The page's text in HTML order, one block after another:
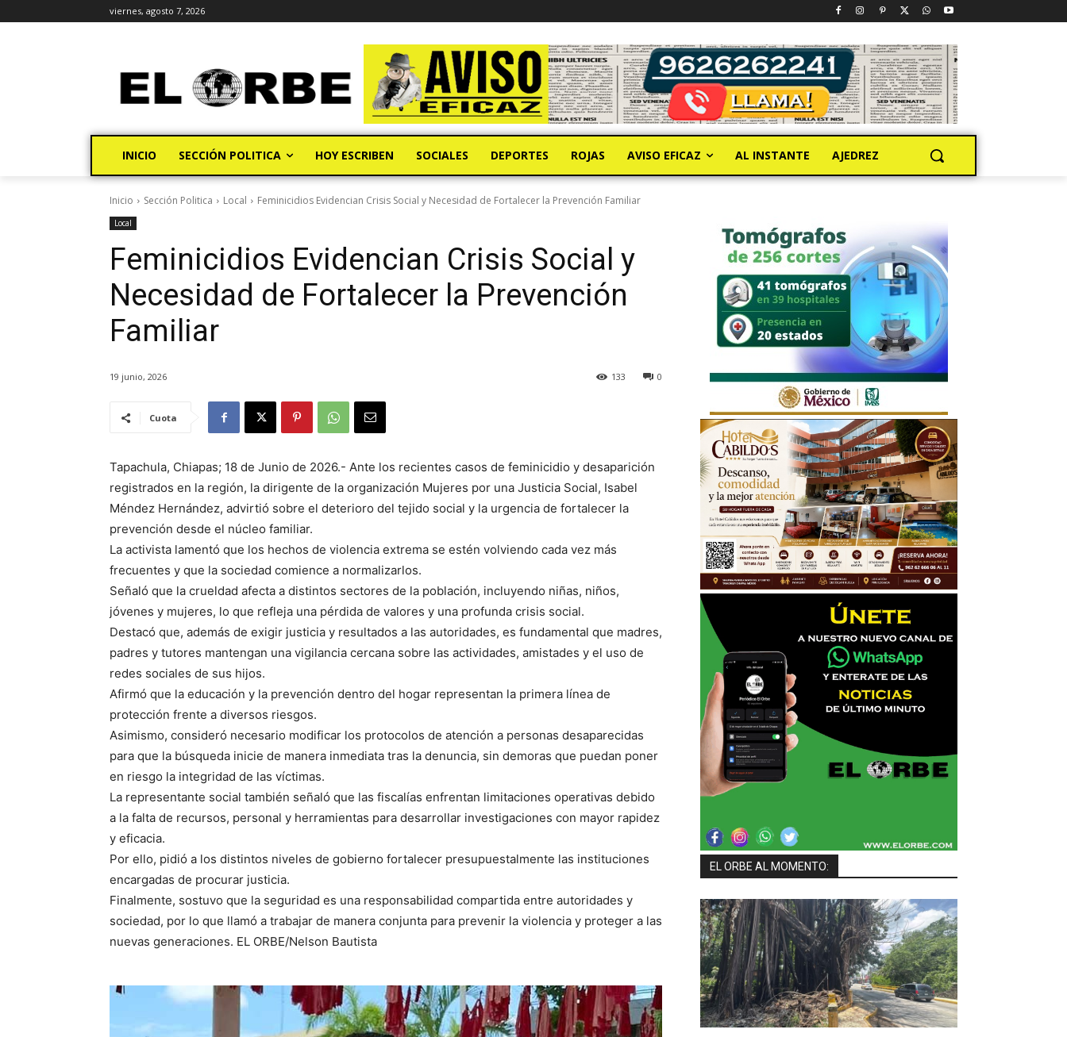
viernes, agosto 7, 2026
INICIO SECCIÓN POLITICA HOY ESCRIBEN SOCIALES DEPORTES ROJAS AVISO EFICAZ AL INSTANTE AJEDREZ
Inicio Sección Politica Local Feminicidios Evidencian Crisis Social y Necesidad de Fortalecer la Prevención Familiar
Local
Feminicidios Evidencian Crisis Social y
Necesidad de Fortalecer la Prevención
Familiar
19 junio, 2026 0
133
Cuota
Tapachula, Chiapas; 18 de Junio de 2026.- Ante los recientes casos de feminicidio y desaparición
registrados en la región, la dirigente de la organización Mujeres por una Justicia Social, Isabel
Méndez Hernández, advirtió sobre el deterioro del tejido social y la urgencia de fortalecer la
prevención desde el núcleo familiar.
La activista lamentó que los hechos de violencia extrema se estén volviendo cada vez más
frecuentes y que la sociedad comience a normalizarlos.
Señaló que la crueldad afecta a distintos sectores de la población, incluyendo niñas, niños,
jóvenes y mujeres, lo que refleja una pérdida de valores y una profunda crisis social.
Destacó que, además de exigir justicia y resultados a las autoridades, es fundamental que madres,
padres y tutores mantengan una vigilancia cercana sobre las actividades, amistades y el uso de
redes sociales de sus hijos.
Afirmó que la educación y la prevención dentro del hogar representan la primera línea de
protección frente a diversos riesgos.
Asimismo, consideró necesario modificar los protocolos de atención a personas desaparecidas
para que la búsqueda inicie de manera inmediata tras la denuncia, sin demoras que puedan poner
en riesgo la integridad de las víctimas.
La representante social también señaló que las fiscalías enfrentan limitaciones operativas debido
a la falta de recursos, personal y herramientas para desarrollar investigaciones con mayor rapidez
y eficacia.
Por ello, pidió a los distintos niveles de gobierno fortalecer presupuestalmente las instituciones
encargadas de procurar justicia.
Finalmente, sostuvo que la seguridad es una responsabilidad compartida entre autoridades y
sociedad, por lo que llamó a trabajar de manera conjunta para prevenir la violencia y proteger a las
nuevas generaciones. EL ORBE/Nelson Bautista
EL ORBE AL MOMENTO: